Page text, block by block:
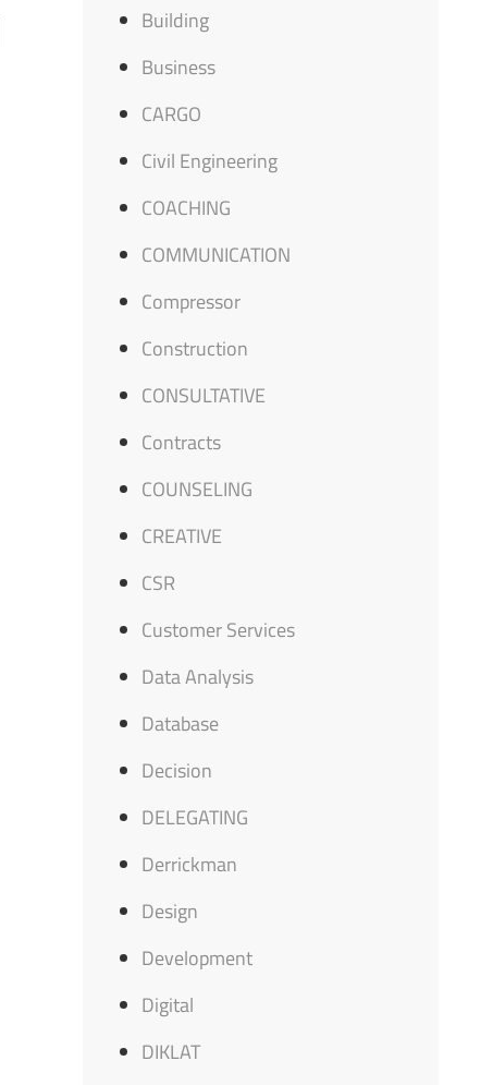
Building
Business
CARGO
Civil Engineering
COACHING
COMMUNICATION
Compressor
Construction
CONSULTATIVE
Contracts
COUNSELING
CREATIVE
CSR
Customer Services
Data Analysis
Database
Decision
DELEGATING
Derrickman
Design
Development
Digital
DIKLAT